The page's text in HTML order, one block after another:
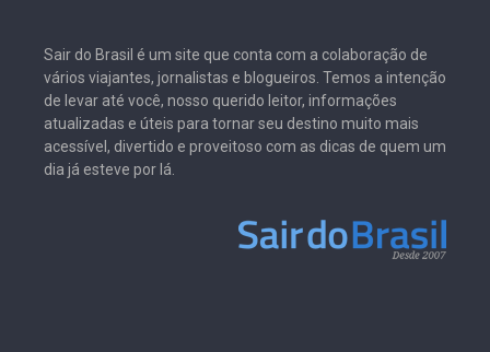
Sair do Brasil é um site que conta com a colaboração de
vários viajantes, jornalistas e blogueiros. Temos a intenção
de levar até você, nosso querido leitor, informações
atualizadas e úteis para tornar seu destino muito mais
acessível, divertido e proveitoso com as dicas de quem um
dia já esteve por lá.